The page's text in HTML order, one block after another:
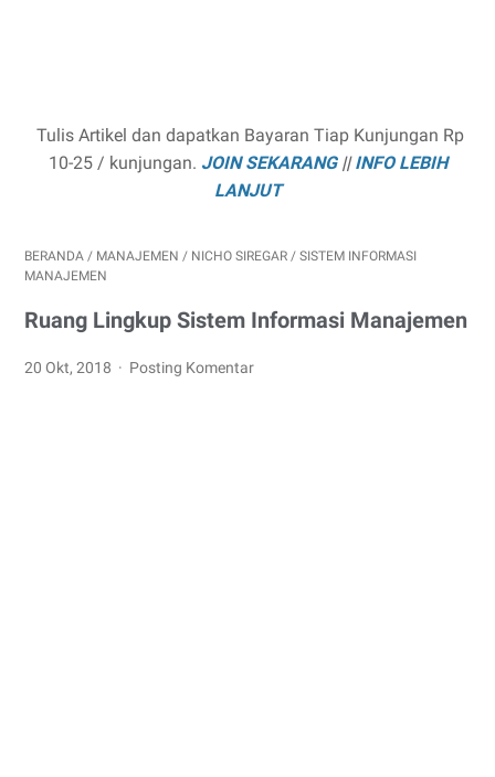
Tulis Artikel dan dapatkan Bayaran Tiap Kunjungan Rp
10-25 / kunjungan. JOIN SEKARANG||INFO LEBIH
LANJUT
BERANDA / MANAJEMEN / NICHO SIREGAR / SISTEM INFORMASI
MANAJEMEN
Ruang Lingkup Sistem Informasi Manajemen
20 Okt, 2018 Posting Komentar